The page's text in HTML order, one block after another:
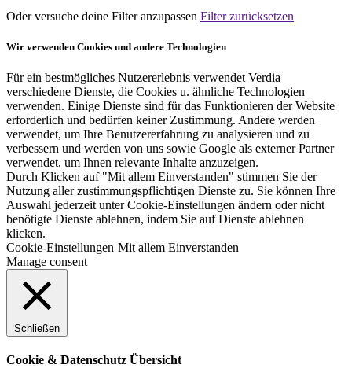
Oder versuche deine Filter anzupassen Filter zurücksetzen
Wir verwenden Cookies und andere Technologien
Für ein bestmögliches Nutzererlebnis verwendet Verdia
verschiedene Dienste, die Cookies u. ähnliche Technologien
verwenden. Einige Dienste sind für das Funktionieren der Website
erforderlich und bedürfen keiner Zustimmung. Andere werden
verwendet, um Ihre Benutzererfahrung zu analysieren und zu
verbessern und werden von uns sowie Google als externer Partner
verwendet, um Ihnen relevante Inhalte anzuzeigen.
Durch Klicken auf "Mit allem Einverstanden" stimmen Sie der
Nutzung aller zustimmungspflichtigen Dienste zu. Sie können Ihre
Auswahl jederzeit unter Cookie-Einstellungen ändern oder nicht
benötigte Dienste ablehnen, indem Sie auf Dienste ablehnen
klicken.
Cookie-Einstellungen Mit allem Einverstanden
Manage consent
Schließen
Cookie & Datenschutz Übersicht